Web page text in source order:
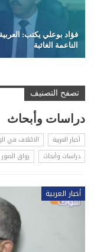
فؤاد بوعلي يكتب:
الناعمة الغائبة
تصفح التصنيف
دراسات وأبحاث
أخبار العربية الائتلاف في
دراسات وأبحاث
رواق الصور
أخبار العربية